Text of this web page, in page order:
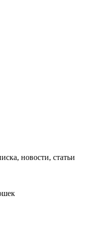
новости, статьи